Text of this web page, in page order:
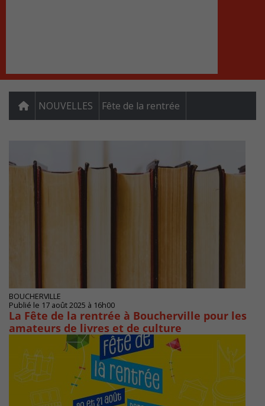
NOUVELLES Fête de la rentrée
BOUCHERVILLE
Publié le 17 août 2025 à 16h00
La Fête de la rentrée à Boucherville pour les
amateurs de livres et de culture